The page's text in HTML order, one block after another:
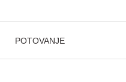
POTOVANJE